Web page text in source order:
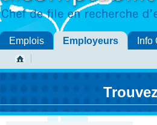
Emplois Employeurs Info